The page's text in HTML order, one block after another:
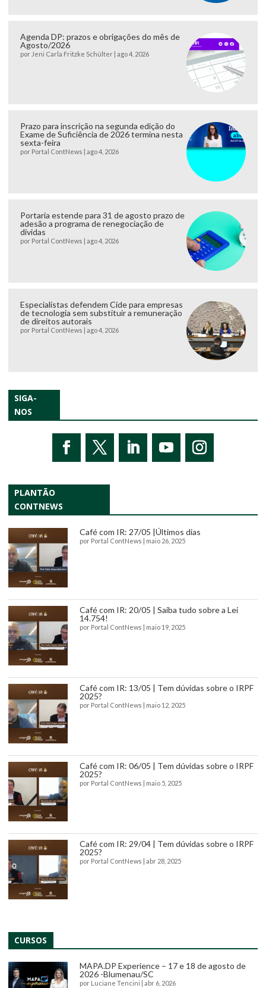
Agenda DP: prazos e obrigações do mês de
Agosto/2026
por Jeni Carla Fritzke Schülter ago 4, 2026
Prazo para inscrição na segunda edição do
Exame de Suficiência de 2026 termina nesta
sexta-feira
por Portal ContNews ago 4, 2026
Portaria estende para 31 de agosto prazo de
adesão a programa de renegociação de
dívidas
por Portal ContNews ago 4, 2026
Especialistas defendem Cide para empresas
de tecnologia sem substituir a remuneração
de direitos autorais
por Portal ContNews ago 4, 2026
SIGA-
NOS
PLANTÃO
CONTNEWS
Café com IR: 27/05 |Últimos dias
por Portal ContNews maio 26, 2025
Café com IR: 20/05 | Saiba tudo sobre a Lei
14.754!
por Portal ContNews maio 19, 2025
Café com IR: 13/05 | Tem dúvidas sobre o IRPF
2025?
por Portal ContNews maio 12, 2025
Café com IR: 06/05 | Tem dúvidas sobre o IRPF
2025?
por Portal ContNews maio 5, 2025
Café com IR: 29/04 | Tem dúvidas sobre o IRPF
2025?
por Portal ContNews abr 28, 2025
CURSOS
MAPA.DP Experience – 17 e 18 de agosto de
2026 -Blumenau/SC
por Luciane Tencini abr 6, 2026